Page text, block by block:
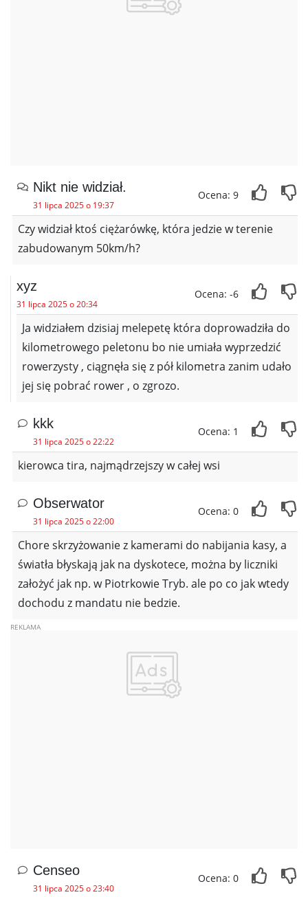
Nikt nie widział.
31 lipca 2025 o 19:37
Ocena: 9
Czy widział ktoś ciężarówkę, która jedzie w terenie
zabudowanym 50km/h?
xyz
31 lipca 2025 o 20:34
Ocena: -6
Ja widziałem dzisiaj melepetę która doprowadziła do
kilometrowego peletonu bo nie umiała wyprzedzić
rowerzysty , ciągnęła się z pół kilometra zanim udało
jej się pobrać rower , o zgrozo.
kkk
31 lipca 2025 o 22:22
Ocena: 1
kierowca tira, najmądrzejszy w całej wsi
Obserwator
31 lipca 2025 o 22:00
Ocena: 0
Chore skrzyżowanie z kamerami do nabijania kasy, a
światła błyskają jak na dyskotece, można by liczniki
założyć jak np. w Piotrkowie Tryb. ale po co jak wtedy
dochodu z mandatu nie bedzie.
Censeo
31 lipca 2025 o 23:40
Ocena: 0